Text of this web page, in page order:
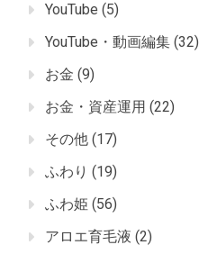
YouTube (5)
YouTube・動画編集 (32)
お金 (9)
お金・資産運用 (22)
その他 (17)
ふわり (19)
ふわ姫 (56)
アロエ育毛液 (2)